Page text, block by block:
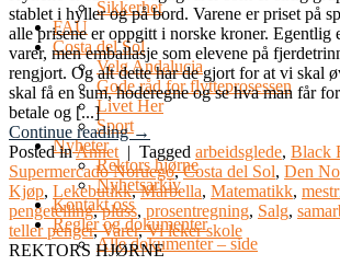
Sikkerhet
FAU
Costa del Sol
Velg Andalucia
Gode råd for flytteprosessen
Livet Her
Sport
Nyheter
Rektors hjørne
Nyhetsarkiv
Kontakt oss
Regler og dokumenter
Alle dokumenter – side
stablet i hyller og på bord. Varene er priset på
alle prisene er oppgitt i norske kroner. Egentlig
varer, men emballasje som elevene på
rengjort. Og alt dette har de gjort for at vi skal
skal få en sum, hoderegne og se hva man får
betale og [...]
Continue reading→
Posted inAnnet | Tagged arbeidsglede, Black
Supermercado Noruego,Costa del Sol, Den
Kjøp, Lekebutikk,Marbella, Matematikk,
pengetelling,pluss, prosentregning, Salg,
teller penger,Varer,Vi leker skole
REKTORS HJØRNE